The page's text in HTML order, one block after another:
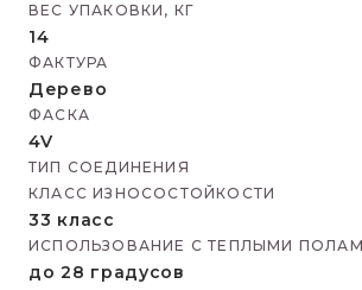
ВЕС УПАКОВКИ, КГ
14
ФАКТУРА
Дерево
ФАСКА
4V
ТИП СОЕДИНЕНИЯ
КЛАСС ИЗНОСОСТОЙКОСТИ
33 класс
ИСПОЛЬЗОВАНИЕ С ТЕПЛЫМИ
до 28 градусов